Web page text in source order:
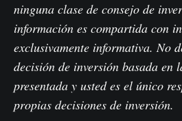
ninguna clase de consejo de
información es compartida con
exclusivamente informativa. No
decisión de inversión basada en
presentada y usted es el único
propias decisiones de inversión.